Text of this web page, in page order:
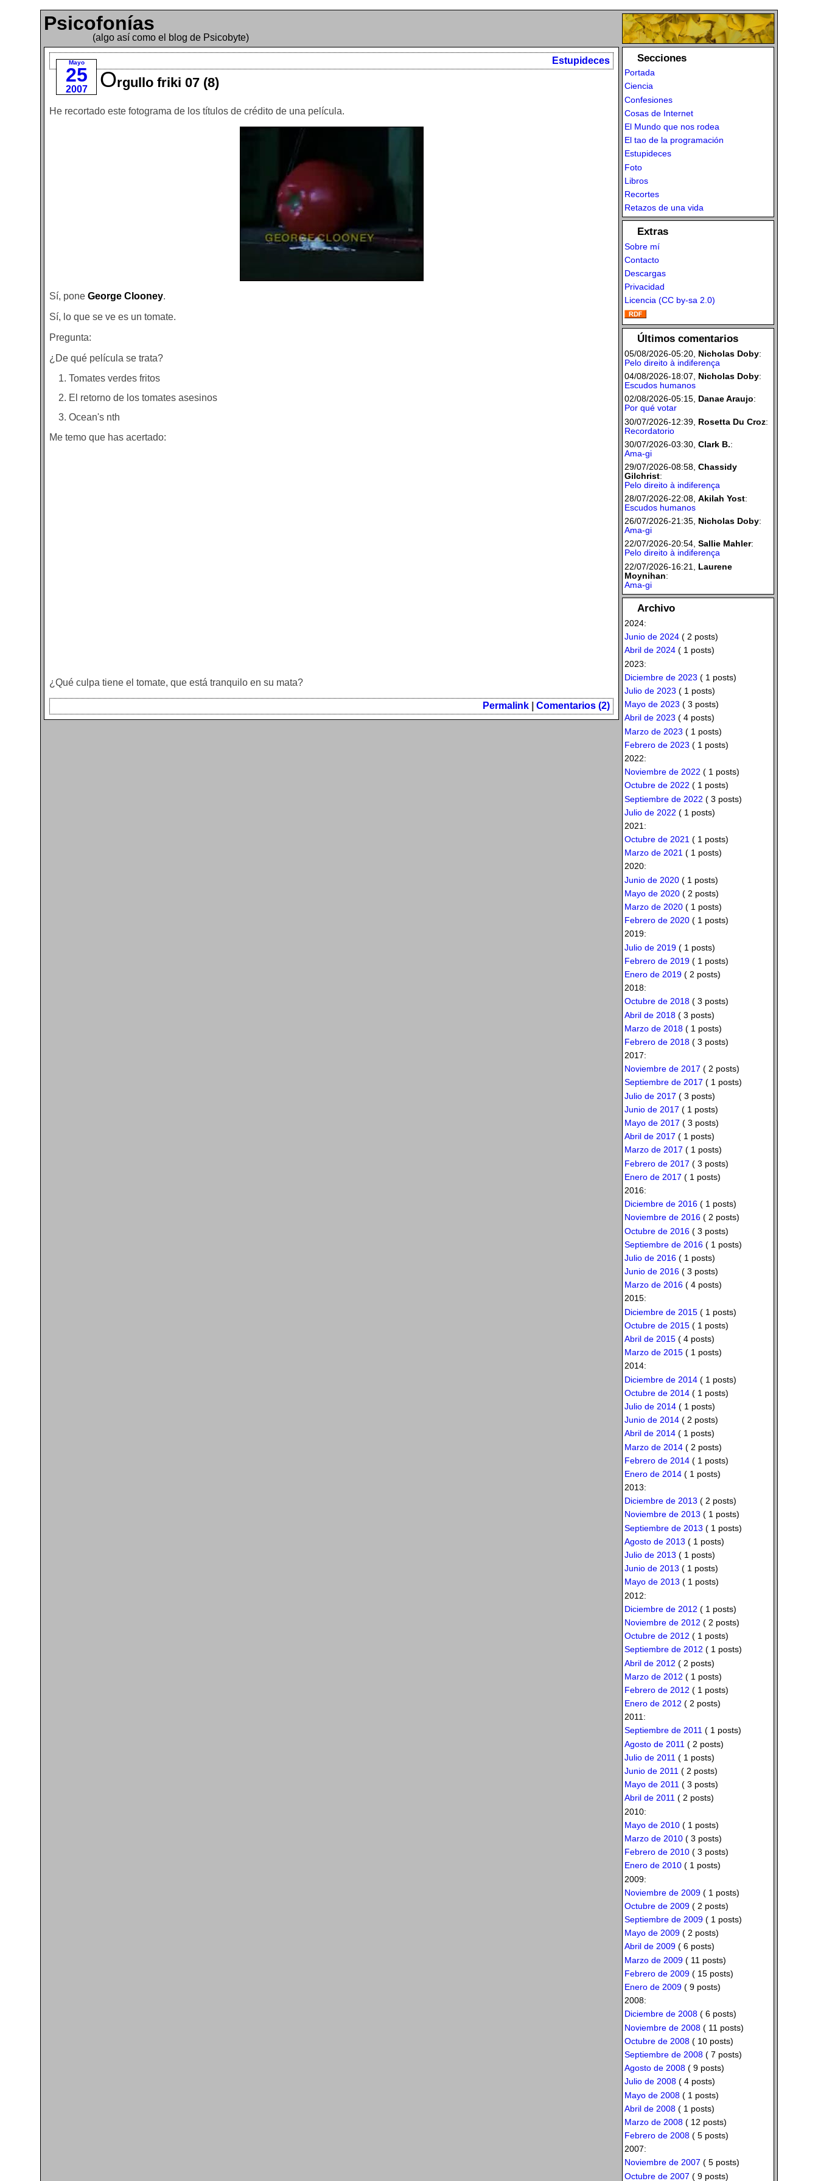
Psicofonías
(algo así como el blog de Psicobyte)
Mayo
25
2007
Estupideces
Orgullo friki 07 (8)
He recortado este fotograma de los títulos de crédito de una película.
Sí, poneGeorge Clooney.
Sí, lo que se ve es un tomate.
Pregunta:
¿De qué película se trata?
Tomates verdes fritos
El retorno de los tomates asesinos
Ocean's nth
Me temo que has acertado:
¿Qué culpa tiene el tomate, que está tranquilo en su mata?
Permalink Comentarios (2)
Secciones
Portada
Ciencia
Confesiones
Cosas de Internet
El Mundo que nos rodea
El tao de la programación
Estupideces
Foto
Libros
Recortes
Retazos de una vida
Extras
Sobre mí
Contacto
Descargas
Privacidad
Licencia (CC by-sa 2.0)
Últimos comentarios
05/08/2026-05:20, Nicholas Doby:
Pelo direito à indiferença
04/08/2026-18:07, Nicholas Doby:
Escudos humanos
02/08/2026-05:15, Danae Araujo:
Por qué votar
30/07/2026-12:39, Rosetta Du Croz:
Recordatorio
30/07/2026-03:30, Clark B.:
Ama-gi
29/07/2026-08:58, Chassidy
Gilchrist:
Pelo direito à indiferença
28/07/2026-22:08, Akilah Yost:
Escudos humanos
26/07/2026-21:35, Nicholas Doby:
Ama-gi
22/07/2026-20:54, Sallie Mahler:
Pelo direito à indiferença
22/07/2026-16:21, Laurene
Moynihan:
Ama-gi
Archivo
2024:
Junio de 2024( 2 posts)
Abril de 2024( 1 posts)
2023:
Diciembre de 2023 ( 1 posts)
Julio de 2023 ( 1 posts)
Mayo de 2023 ( 3 posts)
Abril de 2023 ( 4 posts)
Marzo de 2023 ( 1 posts)
Febrero de 2023 ( 1 posts)
2022:
Noviembre de 2022 ( 1 posts)
Octubre de 2022 ( 1 posts)
Septiembre de 2022 ( 3 posts)
Julio de 2022 ( 1 posts)
2021:
Octubre de 2021 ( 1 posts)
Marzo de 2021( 1 posts)
2020:
Junio de 2020( 1 posts)
Mayo de 2020( 2 posts)
Marzo de 2020( 1 posts)
Febrero de 2020( 1 posts)
2019:
Julio de 2019( 1 posts)
Febrero de 2019( 1 posts)
Enero de 2019( 2 posts)
2018:
Octubre de 2018( 3 posts)
Abril de 2018( 3 posts)
Marzo de 2018( 1 posts)
Febrero de 2018( 3 posts)
2017:
Noviembre de 2017 ( 2 posts)
Septiembre de 2017 ( 1 posts)
Julio de 2017 ( 3 posts)
Junio de 2017 ( 1 posts)
Mayo de 2017 ( 3 posts)
Abril de 2017 ( 1 posts)
Marzo de 2017 ( 1 posts)
Febrero de 2017 ( 3 posts)
Enero de 2017 ( 1 posts)
2016:
Diciembre de 2016( 1 posts)
Noviembre de 2016( 2 posts)
Octubre de 2016( 3 posts)
Septiembre de 2016( 1 posts)
Julio de 2016( 1 posts)
Junio de 2016( 3 posts)
Marzo de 2016( 4 posts)
2015:
Diciembre de 2015( 1 posts)
Octubre de 2015( 1 posts)
Abril de 2015( 4 posts)
Marzo de 2015( 1 posts)
2014:
Diciembre de 2014( 1 posts)
Octubre de 2014( 1 posts)
Julio de 2014( 1 posts)
Junio de 2014( 2 posts)
Abril de 2014( 1 posts)
Marzo de 2014( 2 posts)
Febrero de 2014( 1 posts)
Enero de 2014( 1 posts)
2013:
Diciembre de 2013 ( 2 posts)
Noviembre de 2013 ( 1 posts)
Septiembre de 2013 ( 1 posts)
Agosto de 2013 ( 1 posts)
Julio de 2013 ( 1 posts)
Junio de 2013 ( 1 posts)
Mayo de 2013 ( 1 posts)
2012:
Diciembre de 2012 ( 1 posts)
Noviembre de 2012 ( 2 posts)
Octubre de 2012 ( 1 posts)
Septiembre de 2012 ( 1 posts)
Abril de 2012 ( 2 posts)
Marzo de 2012 ( 1 posts)
Febrero de 2012 ( 1 posts)
Enero de 2012 ( 2 posts)
2011:
Septiembre de 2011( 1 posts)
Agosto de 2011 ( 2 posts)
Julio de 2011 ( 1 posts)
Junio de 2011 ( 2 posts)
Mayo de 2011 ( 3 posts)
Abril de 2011( 2 posts)
2010:
Mayo de 2010( 1 posts)
Marzo de 2010( 3 posts)
Febrero de 2010( 3 posts)
Enero de 2010( 1 posts)
2009:
Noviembre de 2009( 1 posts)
Octubre de 2009( 2 posts)
Septiembre de 2009( 1 posts)
Mayo de 2009( 2 posts)
Abril de 2009( 6 posts)
Marzo de 2009( 11 posts)
Febrero de 2009( 15 posts)
Enero de 2009( 9 posts)
2008:
Diciembre de 2008( 6 posts)
Noviembre de 2008( 11 posts)
Octubre de 2008( 10 posts)
Septiembre de 2008( 7 posts)
Agosto de 2008( 9 posts)
Julio de 2008( 4 posts)
Mayo de 2008( 1 posts)
Abril de 2008( 1 posts)
Marzo de 2008( 12 posts)
Febrero de 2008( 5 posts)
2007:
Noviembre de 2007 ( 5 posts)
Octubre de 2007 ( 9 posts)